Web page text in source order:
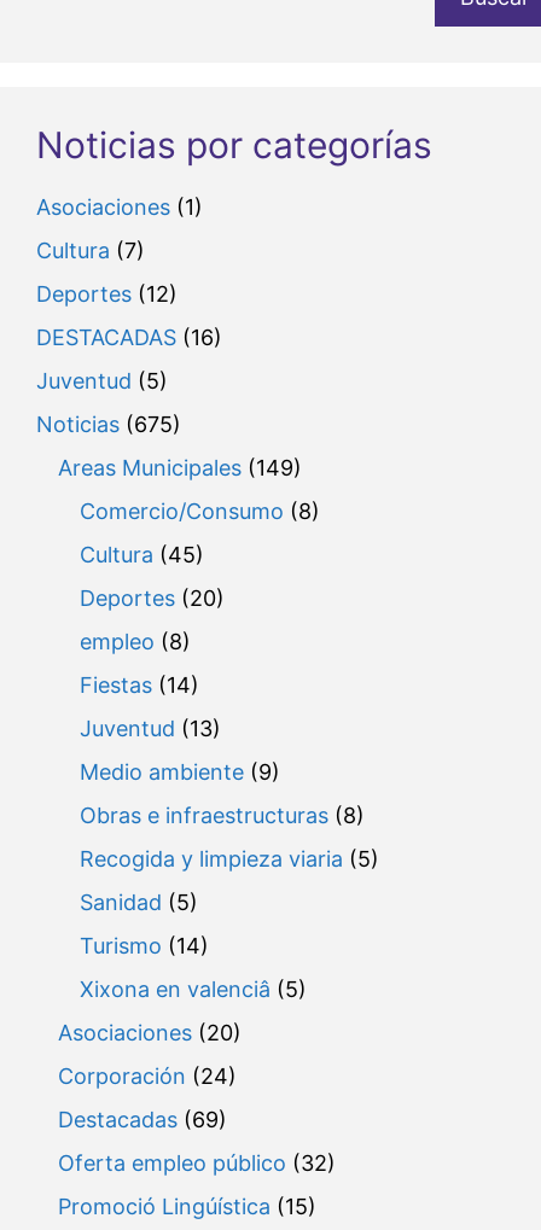
Noticias por categorías
Asociaciones (1)
Cultura (7)
Deportes (12)
DESTACADAS (16)
Juventud (5)
Noticias (675)
Areas Municipales (149)
Comercio/Consumo (8)
Cultura (45)
Deportes (20)
empleo (8)
Fiestas (14)
Juventud (13)
Medio ambiente (9)
Obras e infraestructuras (8)
Recogida y limpieza viaria (5)
Sanidad (5)
Turismo (14)
Xixona en valenciâ (5)
Asociaciones (20)
Corporación (24)
Destacadas (69)
Oferta empleo público (32)
Promoció Lingúística (15)